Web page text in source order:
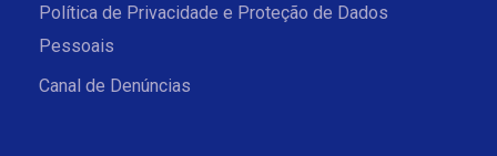
Política de Privacidade e Proteção de Dados
Pessoais
Canal de Denúncias